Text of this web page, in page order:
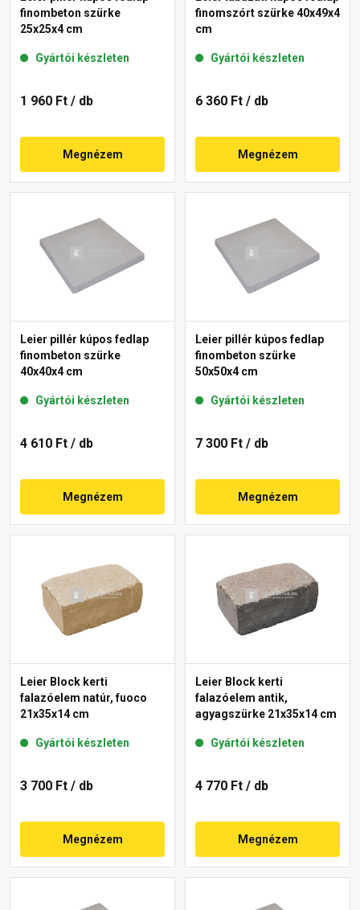
finombeton szürke
25x25x4 cm
Gyártói készleten
1 960 Ft / db
Megnézem
finomszórt szürke 40x49x4
cm
Gyártói készleten
6 360 Ft / db
Megnézem
Leier pillér kúpos fedlap
finombeton szürke
40x40x4 cm
Gyártói készleten
4 610 Ft / db
Megnézem
Leier pillér kúpos fedlap
finombeton szürke
50x50x4 cm
Gyártói készleten
7 300 Ft / db
Megnézem
Leier Block kerti
falazóelem natúr, fuoco
21x35x14 cm
Gyártói készleten
3 700 Ft / db
Megnézem
Leier Block kerti
falazóelem antik,
agyagszürke 21x35x14 cm
Gyártói készleten
4 770 Ft / db
Megnézem